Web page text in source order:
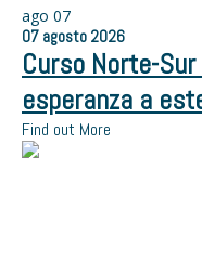
ago 07
07 agosto 2026
Curso Norte-
esperanza a
Find out More